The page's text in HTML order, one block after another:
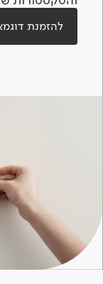
להזמנת